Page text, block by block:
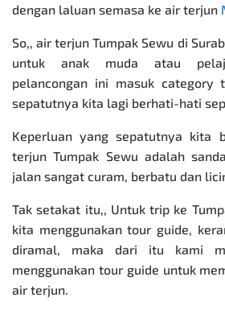
dengan laluan semasa ke air terjun
So,, air terjun Tumpak Sewu di
untuk anak muda atau
pelancongan ini masuk category
sepatutnya kita lagi berhati-hati
Keperluan yang sepatutnya kita
terjun Tumpak Sewu adalah
jalan sangat curam, berbatu dan
Tak setakat itu,, Untuk trip ke
kita menggunakan tour guide,
diramal, maka dari itu kami
menggunakan tour guide untuk
air terjun.